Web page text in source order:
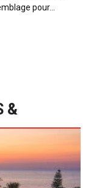
pour...
&